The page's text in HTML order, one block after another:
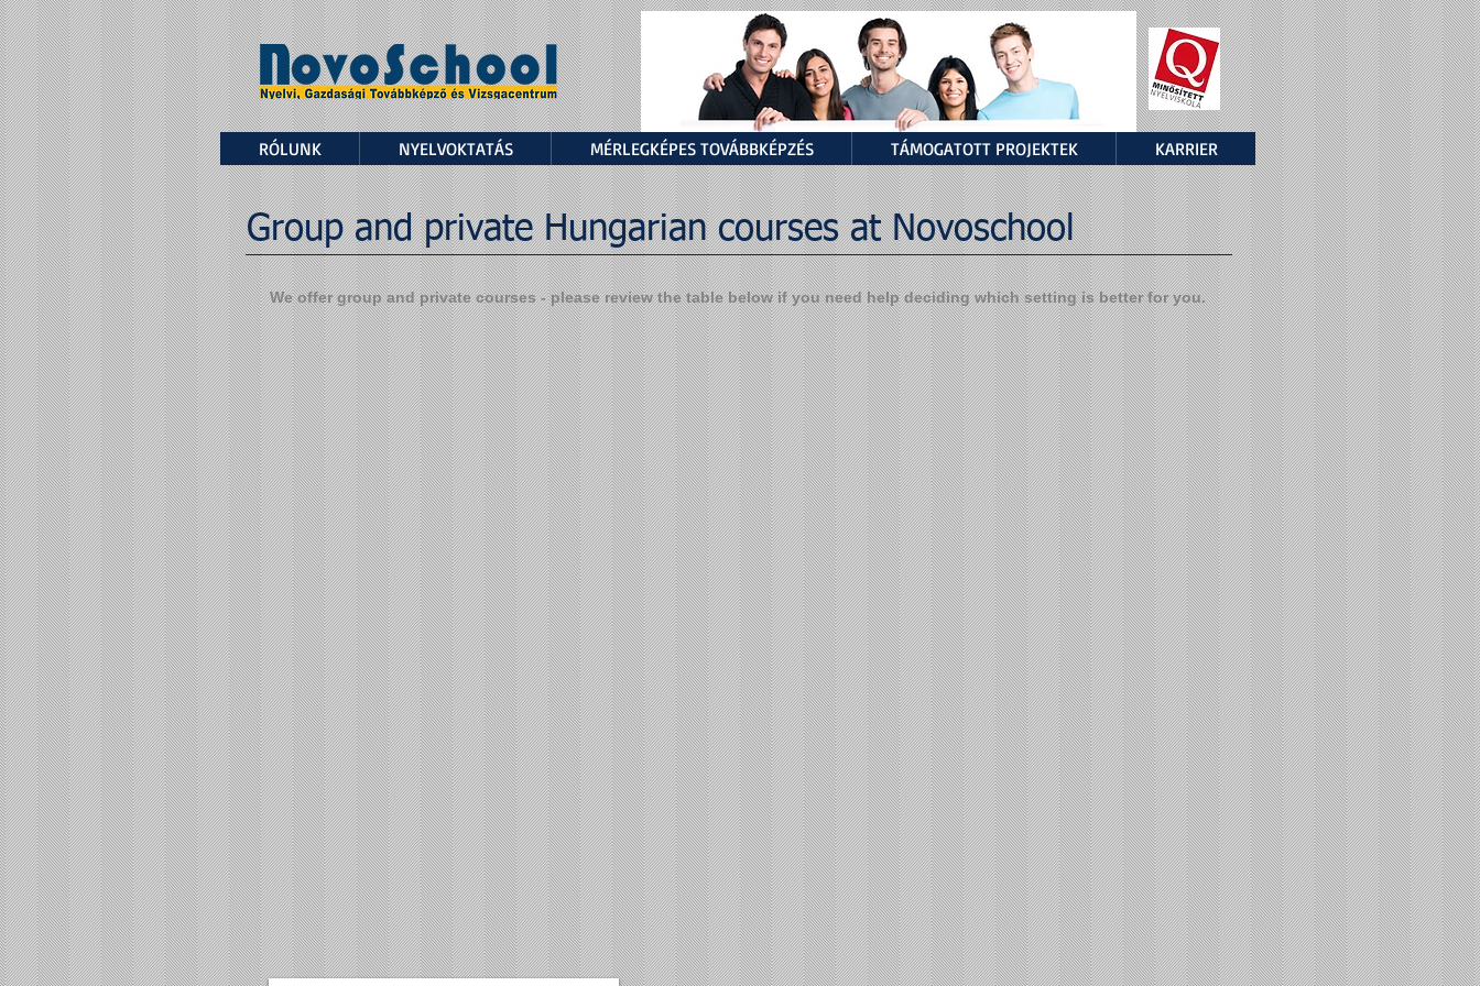
RÓLUNK NYELVOKTATÁS MÉRLEGKÉPES TOVÁBBKÉPZÉS TÁMOGATOTT PROJEKTEK KARRIER
Group and private Hungarian courses at Novoschool
We offer group and private courses - please review the table below if you need help deciding which setting is better for you.